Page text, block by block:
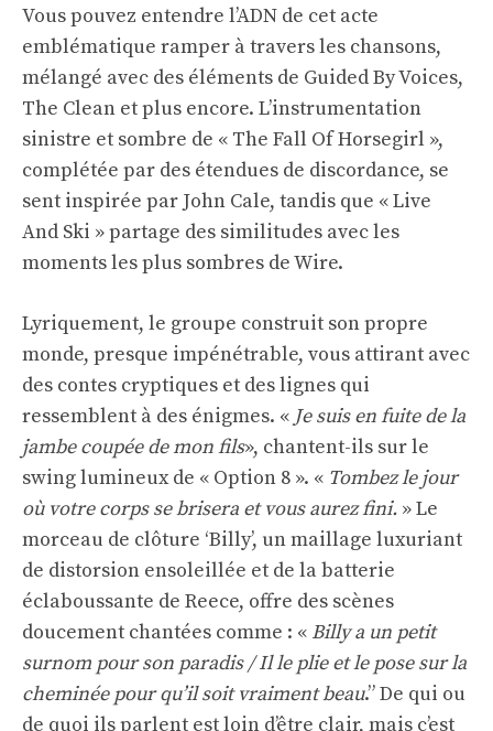
Vous pouvez entendre l’ADN de cet acte
emblématique ramper à travers les chansons,
mélangé avec des éléments de Guided By Voices,
The Clean et plus encore. L’instrumentation
sinistre et sombre de « The Fall Of Horsegirl »,
complétée par des étendues de discordance, se
sent inspirée par John Cale, tandis que « Live
And Ski » partage des similitudes avec les
moments les plus sombres de Wire.
Lyriquement, le groupe construit son propre
monde, presque impénétrable, vous attirant avec
des contes cryptiques et des lignes qui
ressemblent à des énigmes. « Je suis en fuite de la
jambe coupée de mon fils», chantent-ils sur le
swing lumineux de « Option 8 ». « Tombez le jour
où votre corps se brisera et vous aurez fini. » Le
morceau de clôture ‘Billy’, un maillage luxuriant
de distorsion ensoleillée et de la batterie
éclaboussante de Reece, offre des scènes
doucement chantées comme : « Billy a un petit
surnom pour son paradis / Il le plie et le pose sur la
cheminée pour qu’il soit vraiment beau.” De qui ou
de quoi ils parlent est loin d’être clair, mais c’est